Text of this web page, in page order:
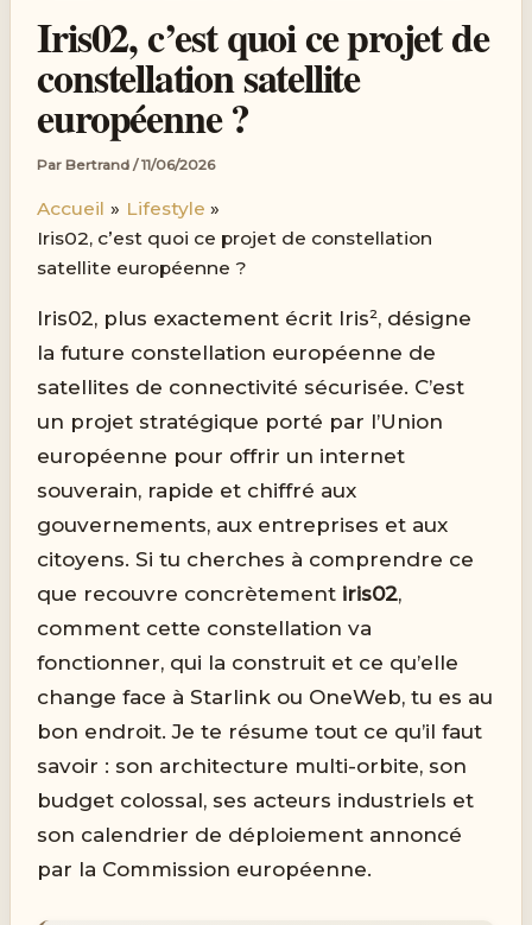
Iris02, c’est quoi ce projet de
constellation satellite
européenne ?
Par Bertrand/11/06/2026
Accueil
Lifestyle
Iris02, c’est quoi ce projet de constellation
satellite européenne ?
Iris02, plus exactement écrit Iris², désigne
la future constellation européenne de
satellites de connectivité sécurisée. C’est
un projet stratégique porté par l’Union
européenne pour offrir un internet
souverain, rapide et chiffré aux
gouvernements, aux entreprises et aux
citoyens. Si tu cherches à comprendre ce
que recouvre concrètement iris02,
comment cette constellation va
fonctionner, qui la construit et ce qu’elle
change face à Starlink ou OneWeb, tu es au
bon endroit. Je te résume tout ce qu’il faut
savoir : son architecture multi-orbite, son
budget colossal, ses acteurs industriels et
son calendrier de déploiement annoncé
par la Commission européenne.